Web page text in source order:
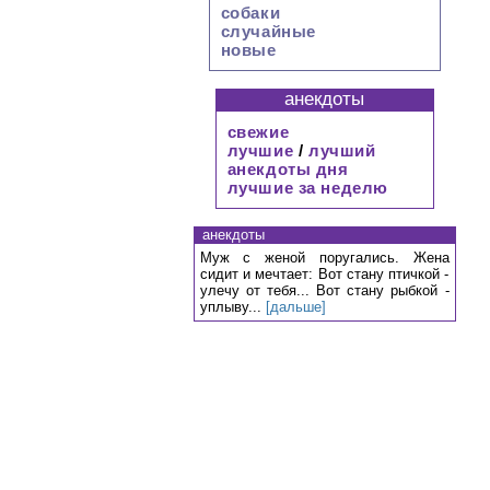
собаки
случайные
новые
анекдоты
свежие
лучшие / лучший
анекдоты дня
лучшие за неделю
анекдоты
Муж с женой поругались. Жена
сидит и мечтает: Вот стану птичкой -
улечу от тебя... Вот стану рыбкой -
уплыву... [дальше]